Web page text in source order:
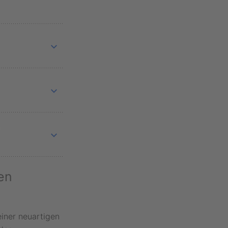
konnte
was
neuartigen